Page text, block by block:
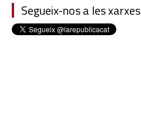
Segueix-nos a les xarxes